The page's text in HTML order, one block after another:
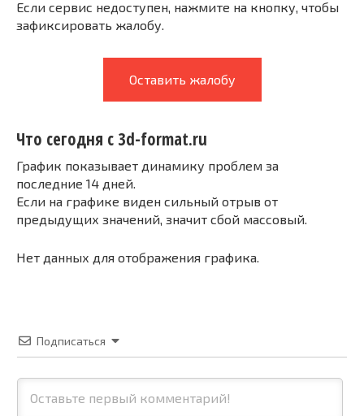
Если сервис недоступен, нажмите на кнопку, чтобы
зафиксировать жалобу.
Оставить жалобу
Что сегодня с 3d-format.ru
График показывает динамику проблем за
последние 14 дней.
Если на графике виден сильный отрыв от
предыдущих значений, значит сбой массовый.
Нет данных для отображения графика.
Подписаться